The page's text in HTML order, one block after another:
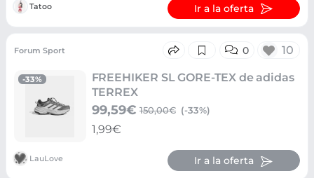
Tatoo Ir a la oferta
-33%
Forum Sport 0 10
FREEHIKER SL GORE-TEX de adidas
TERREX
99,59€ 150,00€ (-33%)
1,99€
LauLove Ir a la oferta